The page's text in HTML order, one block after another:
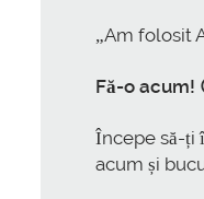
„Am folosit
Fă-o acum!
Începe să-ți
acum și